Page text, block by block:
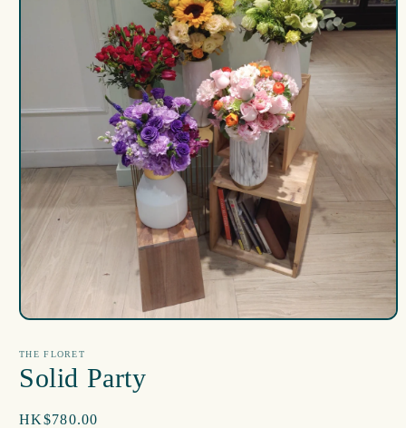
動
視
中
THE FLORET
Solid Party
定
HK$780.00